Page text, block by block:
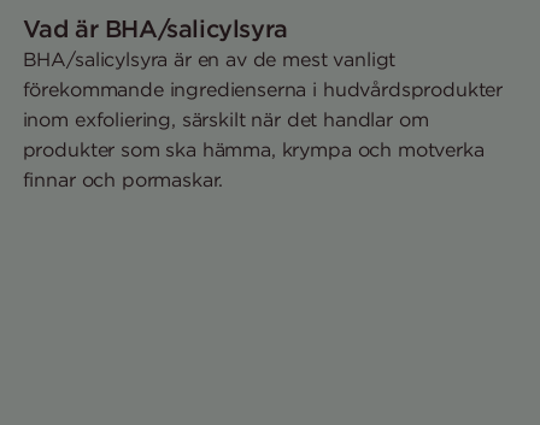
Vad är BHA/salicylsyra
BHA/salicylsyra är en av de mest vanligt
förekommande ingredienserna i hudvårdsprodukter
inom exfoliering, särskilt när det handlar om
produkter som ska hämma, krympa och motverka
finnar och pormaskar.